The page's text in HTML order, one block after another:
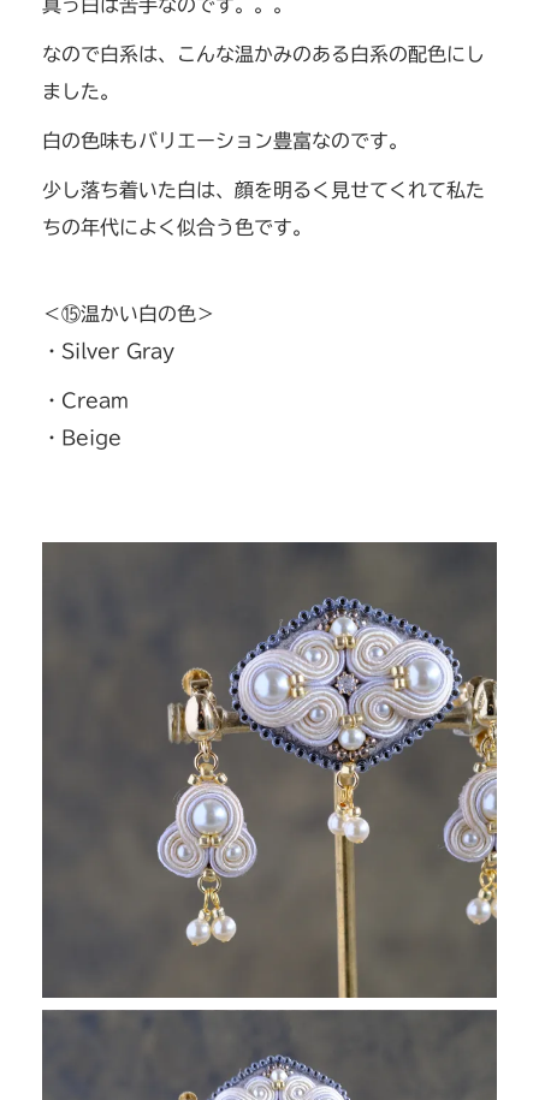
真っ白は苦手なのです。。。
なので白系は、こんな温かみのある白系の配色にし
ました。
白の色味もバリエーション豊富なのです。
少し落ち着いた白は、顔を明るく見せてくれて私た
ちの年代によく似合う色です。
＜⑮温かい白の色＞
・Silver Gray
・Cream
・Beige